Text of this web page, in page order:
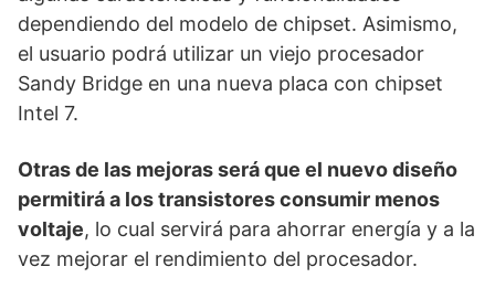
dependiendo del modelo de chipset. Asimismo,
el usuario podrá utilizar un viejo procesador
Sandy Bridge en una nueva placa con chipset
Intel 7.
Otras de las mejoras será que el nuevo diseño
permitirá a los transistores consumir menos
voltaje, lo cual servirá para ahorrar energía y a la
vez mejorar el rendimiento del procesador.